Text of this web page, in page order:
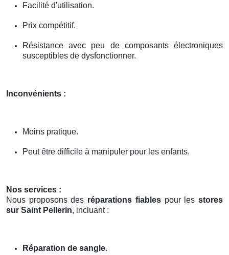
Facilité d'utilisation.
Prix compétitif.
Résistance avec peu de composants électroniques
susceptibles de dysfonctionner.
Inconvénients :
Moins pratique.
Peut être difficile à manipuler pour les enfants.
Nos services :
Nous proposons des réparations fiablespour lesstores
sur Saint Pellerin, incluant :
Réparation de sangle.